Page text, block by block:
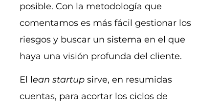
posible. Con la metodología que
comentamos es más fácil gestionar los
riesgos y buscar un sistema en el que
haya una visión profunda del cliente.
El lean startup sirve, en resumidas
cuentas, para acortar los ciclos de